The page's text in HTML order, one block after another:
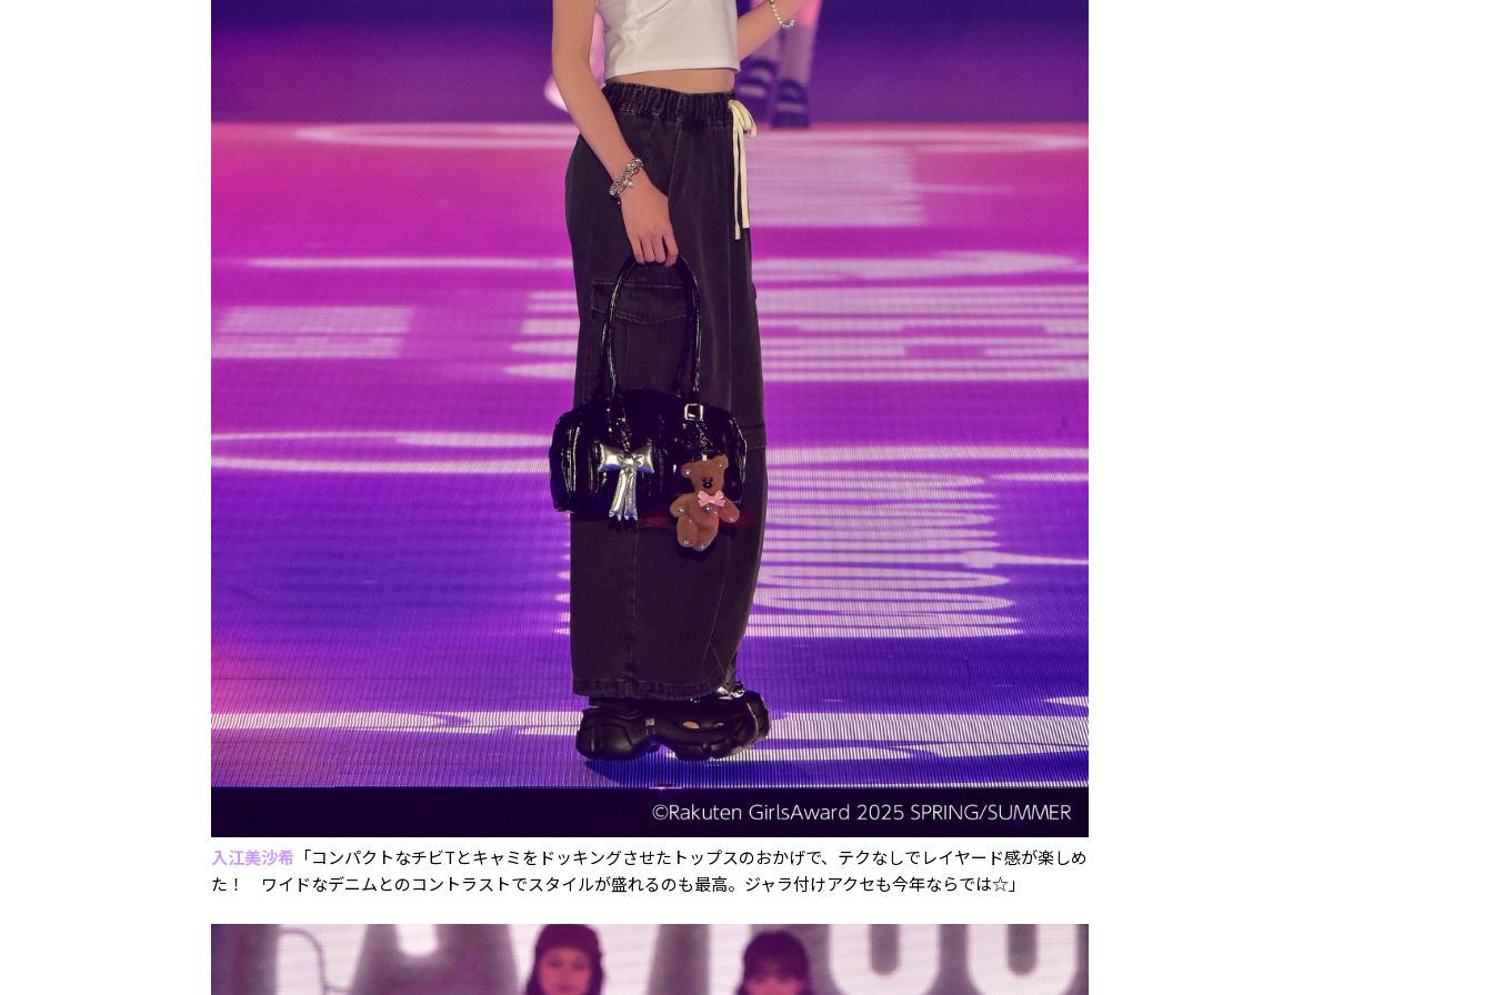
入江美沙希 「コンパクトなチビTとキャミをドッキングさせたトップスのおかげで、テクなしでレイヤード感が楽しめ
た！ ワイドなデニムとのコントラストでスタイルが盛れるのも最高。ジャラ付けアクセも今年ならでは☆」